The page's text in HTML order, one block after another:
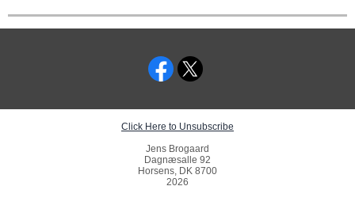
Click Here to Unsubscribe
Jens Brogaard
Dagnæsalle 92
Horsens, DK 8700
2026